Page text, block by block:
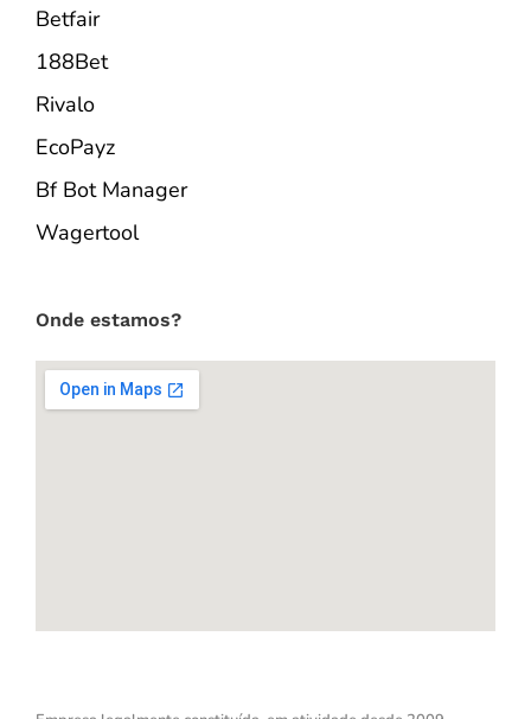
Betfair
188Bet
Rivalo
EcoPayz
Bf Bot Manager
Wagertool
Onde estamos?